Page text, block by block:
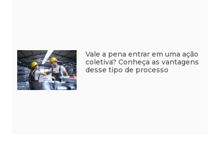
Vale a pena entrar em uma ação
coletiva? Conheça as vantagens
desse tipo de processo